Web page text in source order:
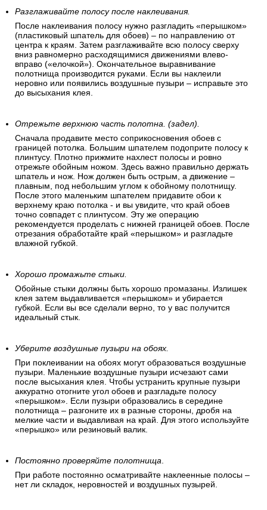
Разглаживайте полосу после наклеивания.
После наклеивания полосу нужно разгладить «перышком»
(пластиковый шпатель для обоев) – по направлению от
центра к краям. Затем разглаживайте всю полосу сверху
вниз равномерно расходящимися движениями влево-
вправо («елочкой»). Окончательное выравнивание
полотнища производится руками. Если вы наклеили
неровно или появились воздушные пузыри – исправьте это
до высыхания клея.
Отрежьте верхнюю часть полотна. (задел).
Сначала продавите место соприкосновения обоев с
границей потолка. Большим шпателем подоприте полосу к
плинтусу. Плотно прижмите нахлест полосы и ровно
отрежьте обойным ножом. Здесь важно правильно держать
шпатель и нож. Нож должен быть острым, а движение –
плавным, под небольшим углом к обойному полотнищу.
После этого маленьким шпателем придавите обои к
верхнему краю потолка - и вы увидите, что край обоев
точно совпадет с плинтусом. Эту же операцию
рекомендуется проделать с нижней границей обоев. После
отрезания обработайте край «перышком» и разгладьте
влажной губкой.
Хорошо промажьте стыки.
Обойные стыки должны быть хорошо промазаны. Излишек
клея затем выдавливается «перышком» и убирается
губкой. Если вы все сделали верно, то у вас получится
идеальный стык.
Уберите воздушные пузыри на обоях.
При поклеивании на обоях могут образоваться воздушные
пузыри. Маленькие воздушные пузыри исчезают сами
после высыхания клея. Чтобы устранить крупные пузыри
аккуратно отогните угол обоев и разгладьте полосу
«перышком». Если пузыри образовались в середине
полотнища – разгоните их в разные стороны, дробя на
мелкие части и выдавливая на край. Для этого используйте
«перышко» или резиновый валик.
Постоянно проверяйте полотнища.
При работе постоянно осматривайте наклеенные полосы –
нет ли складок, неровностей и воздушных пузырей.